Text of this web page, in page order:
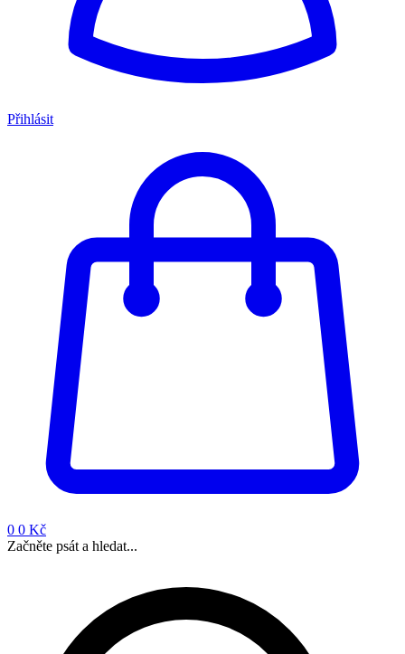
Přihlásit
0 0 Kč
Začněte psát a hledat...